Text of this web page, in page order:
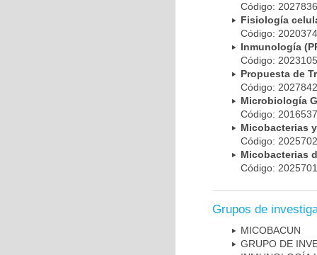
Código:
Fisiología
Código:
Inmunología
Código:
Propuesta de
Código:
Microbiología
Código:
Micobacterias
Código:
Micobacterias
Código:
Grupos de
MICOBAC­UN
GRUPO DE